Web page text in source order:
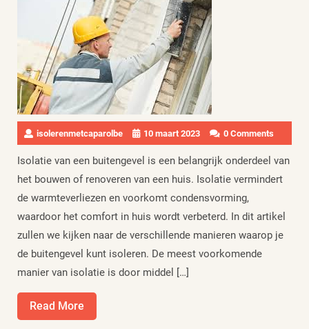
isolerenmetcaparolbe 10 maart 2023 0 Comments
Isolatie van een buitengevel is een belangrijk onderdeel van
het bouwen of renoveren van een huis. Isolatie vermindert
de warmteverliezen en voorkomt condensvorming,
waardoor het comfort in huis wordt verbeterd. In dit artikel
zullen we kijken naar de verschillende manieren waarop je
de buitengevel kunt isoleren. De meest voorkomende
manier van isolatie is door middel […]
Read More
More